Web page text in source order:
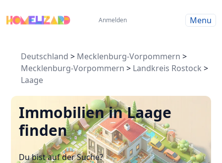
Anmelden Menu
Deutschland > Mecklenburg-Vorpommern >
Mecklenburg-Vorpommern > Landkreis Rostock >
Laage
Immobilien in Laage
finden
Du bist auf der Suche?